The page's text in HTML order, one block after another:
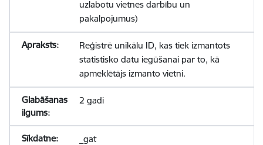
uzlabotu vietnes darbību un
pakalpojumus)
Reģistrē unikālu ID, kas tiek izmantots
statistisko datu iegūšanai par to, kā
apmeklētājs izmanto vietni.
2 gadi
_gat